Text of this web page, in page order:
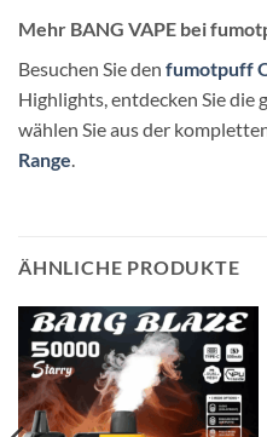
Mehr BANG VAPE bei
Besuchen Sie den fumotpuff
Highlights, entdecken Sie die
wählen Sie aus der
Range.
ÄHNLICHE PRODUKTE